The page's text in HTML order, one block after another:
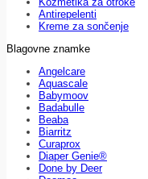
Antirepelenti
Kreme za sončenje
Blagovne znamke
Angelcare
Aquascale
Babymoov
Badabulle
Beaba
Biarritz
Curaprox
Diaper Genie®
Done by Deer